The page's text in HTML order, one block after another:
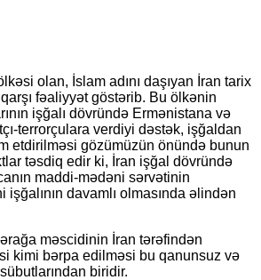
olan, İslam adını daşıyan İran tarix
fəaliyyət göstərib. Bu ölkənin
işğalı dövründə Ermənistana və
terrorçulara verdiyi dəstək, işğaldan
etdirilməsi gözümüzün önündə bunun
təsdiq edir ki, İran işğal dövründə
maddi-mədəni sərvətinin
işğalının davamlı olmasında əlindən
məscidinin İran tərəfindən
kimi bərpa edilməsi bu qanunsuz və
biridir.